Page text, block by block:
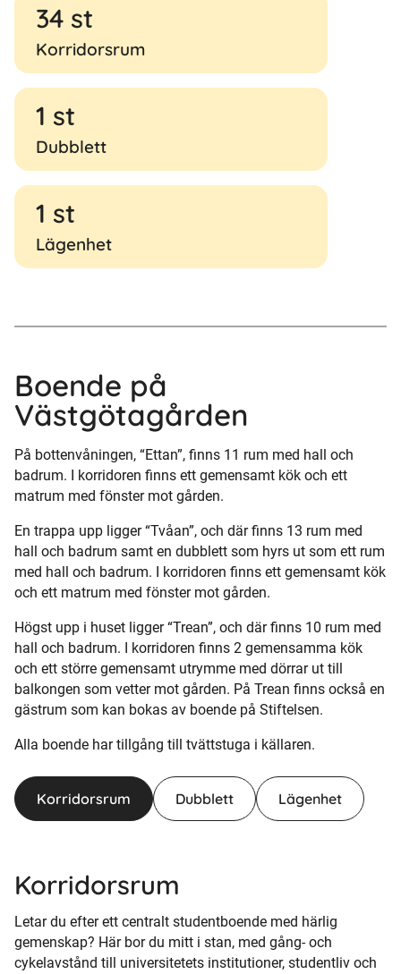
34 st
Korridorsrum
1 st
Dubblett
1 st
Lägenhet
Boende på
Västgötagården
På bottenvåningen, “Ettan”, finns 11 rum med hall och
badrum. I korridoren finns ett gemensamt kök och ett
matrum med fönster mot gården.
En trappa upp ligger “Tvåan”, och där finns 13 rum med
hall och badrum samt en dubblett som hyrs ut som ett rum
med hall och badrum. I korridoren finns ett gemensamt kök
och ett matrum med fönster mot gården.
Högst upp i huset ligger “Trean”, och där finns 10 rum med
hall och badrum. I korridoren finns 2 gemensamma kök
och ett större gemensamt utrymme med dörrar ut till
balkongen som vetter mot gården. På Trean finns också en
gästrum som kan bokas av boende på Stiftelsen.
Alla boende har tillgång till tvättstuga i källaren.
Korridorsrum Dubblett Lägenhet
Korridorsrum
Letar du efter ett centralt studentboende med härlig
gemenskap? Här bor du mitt i stan, med gång- och
cykelavstånd till universitetets institutioner, studentliv och